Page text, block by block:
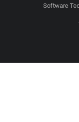
Software